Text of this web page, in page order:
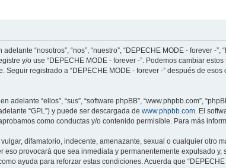
“nosotros”, “nos”, “nuestro”, “DEPECHE MODE - forever
y/o use “DEPECHE MODE - forever -”. Podemos cambiar
registrado a “DEPECHE MODE - forever -” después de
“ellos”, “sus”, “software phpBB”, “www.phpbb.com”,
“GPL”) y puede ser descargada de www.phpbb.com. El
como conductas y/o contenido permisible. Para más
difamatorio, indecente, amenazante, sexual o cualquier otro
eso provocará que sea inmediata y permanentemente expulsado
ayuda para reforzar estas condiciones. Acuerda que